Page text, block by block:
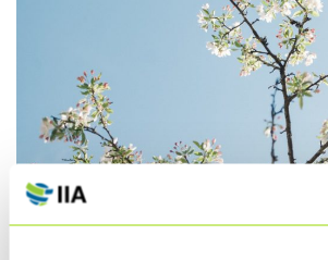
Toukokuu on IA awareness month.